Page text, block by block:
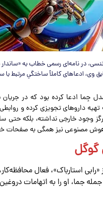
تنسی، در نامه‌ای رسمی خطاب به
ادعاهای کاملاً ساختگیِ مرتبط با
تهیه داروهای تجویزی کرده و
وجود خارجی نداشته، بلکه
مصنوعی نیز همگی به صفحات
گوگل
استارباک»، فعال
جما، او را به اتهامات